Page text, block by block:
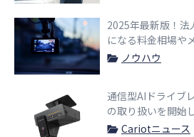
2025年最新版！
になる料金相場や
ノウハウ
通信型AIドライブ
の取り扱いを開始
Cariotニュース